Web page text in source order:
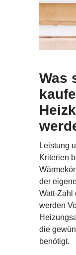
Was
Leistung
Kriterien
der
Watt-Zahl
werden
die
benötigt.